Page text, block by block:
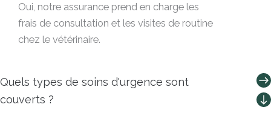
Oui, notre assurance prend en charge les
frais de consultation et les visites de routine
chez le vétérinaire.
Quels types de soins d'urgence sont
couverts ?